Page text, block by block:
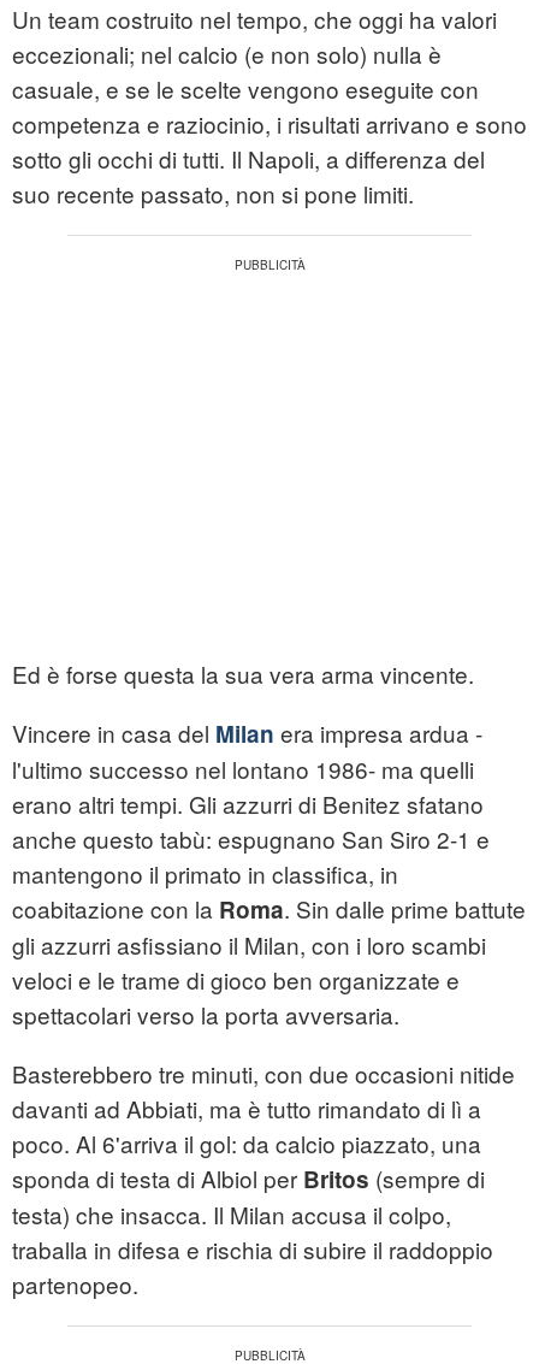
Un team costruito nel tempo, che oggi ha valori
eccezionali; nel calcio (e non solo) nulla è
casuale, e se le scelte vengono eseguite con
competenza e raziocinio, i risultati arrivano e sono
sotto gli occhi di tutti. Il Napoli, a differenza del
suo recente passato, non si pone limiti.
Ed è forse questa la sua vera arma vincente.
Vincere in casa del Milan era impresa ardua -
l'ultimo successo nel lontano 1986- ma quelli
erano altri tempi. Gli azzurri di Benitez sfatano
anche questo tabù: espugnano San Siro 2-1 e
mantengono il primato in classifica, in
coabitazione con la Roma. Sin dalle prime battute
gli azzurri asfissiano il Milan, con i loro scambi
veloci e le trame di gioco ben organizzate e
spettacolari verso la porta avversaria.
Basterebbero tre minuti, con due occasioni nitide
davanti ad Abbiati, ma è tutto rimandato di lì a
poco. Al 6'arriva il gol: da calcio piazzato, una
sponda di testa di Albiol per Britos (sempre di
testa) che insacca. Il Milan accusa il colpo,
traballa in difesa e rischia di subire il raddoppio
partenopeo.